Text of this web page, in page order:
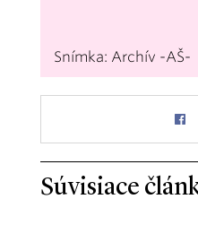
Snímka: Archív -AŠ-
Súvisiace